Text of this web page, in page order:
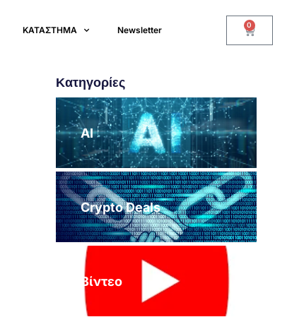
ΚΑΤΑΣΤΗΜΑ Newsletter 0
Κατηγορίες
AI
Crypto Deals
Βίντεο